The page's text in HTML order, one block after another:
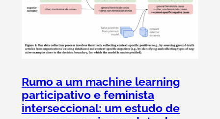
Rumo a um machine learning
participativo e feminista
interseccional: um estudo de